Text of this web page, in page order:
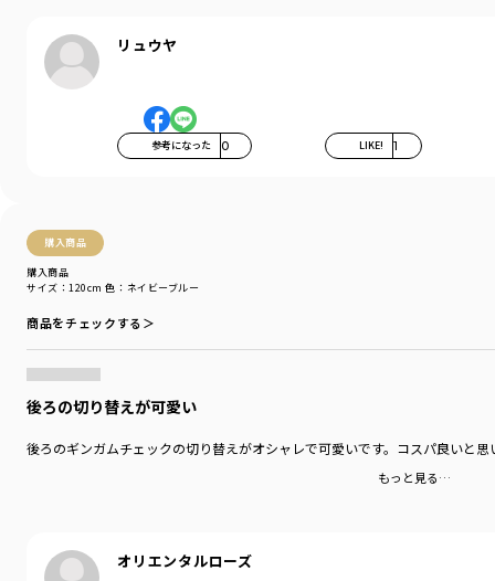
リュウヤ
参考になった 0 LIKE! 1
購入商品
購入商品
サイズ：120cm 色：ネイビーブルー
商品をチェックする＞
後ろの切り替えが可愛い
後ろのギンガムチェックの切り替えがオシャレで可愛いです。コスパ良いと思
もっと見る…
オリエンタルローズ